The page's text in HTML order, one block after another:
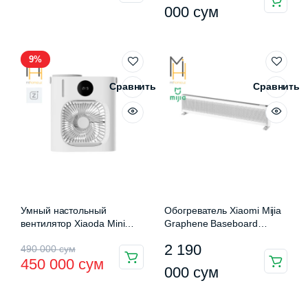
000 сум
9%
Сравнить
Умный настольный
вентилятор Xiaoda Mini
ZMLFS01)
490 000сум
Первоначальная
цена
450 000 сум
Текущая
цена:
Сравнить
Обогреватель Xiaomi Mijia
Graphene Baseboard
(TJXDNQ03LX)
2 190
000 сум